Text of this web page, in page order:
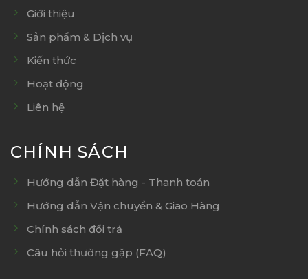
Giới thiệu
Sản phẩm & Dịch vụ
Kiến thức
Hoạt động
Liên hệ
CHÍNH SÁCH
Hướng dẫn Đặt hàng - Thanh toán
Hướng dẫn Vận chuyển & Giao Hàng
Chính sách đổi trả
Câu hỏi thường gặp (FAQ)